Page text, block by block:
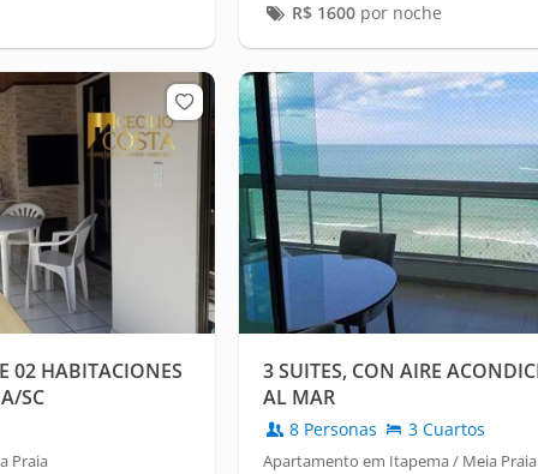
R$ 1600por noche
02 HABITACIONES
SC
Praia
3 SUITES, CON AIRE
AL MAR
8 Personas 3 Cuartos
Apartamento em Itapema / Meia Praia